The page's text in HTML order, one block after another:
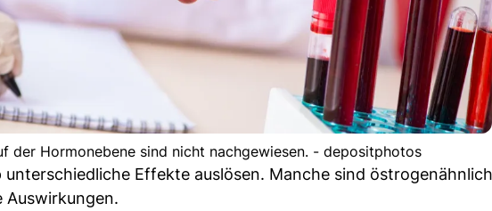
der Hormonebene sind nicht nachgewiesen. - depositphotos
Effekte auslösen. Manche sind
Auswirkungen.